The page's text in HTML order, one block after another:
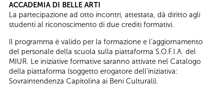
ACCADEMIA DI BELLE ARTI
La partecipazione ad otto incontri, attestata, dà diritto agli
studenti al riconoscimento di due crediti formativi.
Il programma è valido per la formazione e l’aggiornamento
del personale della scuola sulla piattaforma S.O.F.I.A. del
MIUR. Le iniziative formative saranno attivate nel Catalogo
della piattaforma (soggetto erogatore dell’iniziativa:
Sovraintendenza Capitolina ai Beni Culturali).